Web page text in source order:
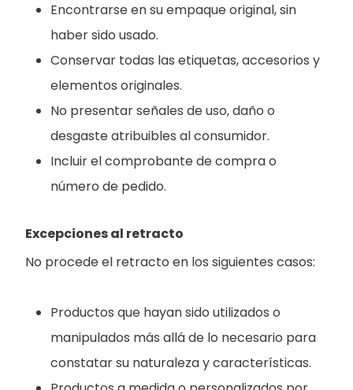
Encontrarse en su empaque original, sin
haber sido usado.
Conservar todas las etiquetas, accesorios y
elementos originales.
No presentar señales de uso, daño o
desgaste atribuibles al consumidor.
Incluir el comprobante de compra o
número de pedido.
Excepciones al retracto
No procede el retracto en los siguientes casos:
Productos que hayan sido utilizados o
manipulados más allá de lo necesario para
constatar su naturaleza y características.